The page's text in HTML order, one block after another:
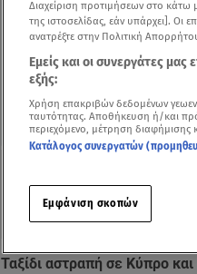
Ταξίδι αστραπή σε Κύπρο
Διαχείριση προτιμήσεων στο κάτω
της ιστοσελίδας, εάν υπάρχει]. Οι
ανατρέξτε στην Πολιτική
Εμείς και οι συνεργάτες
εξής:
Χρήση επακριβών δεδομένων
ταυτότητας. Αποθήκευση ή/και
περιεχόμενο, μέτρηση διαφήμισης
Κατάλογος συνεργατών
Εμφάνιση σκοπών